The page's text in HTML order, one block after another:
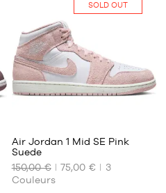
SOLD OUT
NOS
TAILLES
DISPONIBLES
Air Jordan 1 Mid SE Pink
Suede
150,00 €
75,00 €
3
Couleurs